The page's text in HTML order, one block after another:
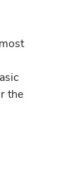
the